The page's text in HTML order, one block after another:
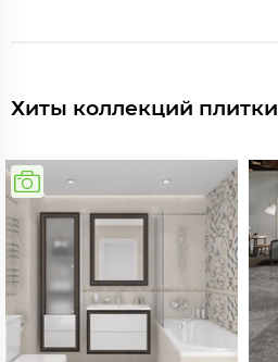
Хиты коллекций плитки